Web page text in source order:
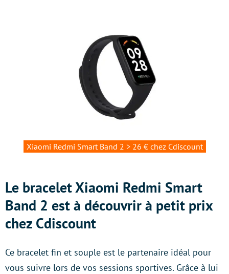
Xiaomi Redmi Smart Band 2 > 26 € chez Cdiscount
Le bracelet Xiaomi Redmi Smart
Band 2 est à découvrir à petit prix
chez Cdiscount
Ce bracelet fin et souple est le partenaire idéal pour
vous suivre lors de vos sessions sportives. Grâce à lui